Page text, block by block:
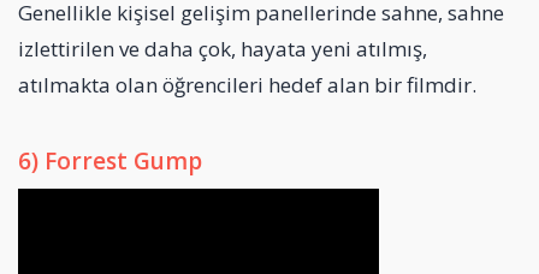
Genellikle kişisel gelişim panellerinde sahne, sahne
izlettirilen ve daha çok, hayata yeni atılmış,
atılmakta olan öğrencileri hedef alan bir filmdir.
6) Forrest Gump